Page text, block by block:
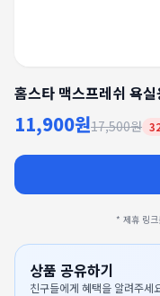
홈스타 맥스프레쉬 욕
11,900원17,500원
* 제휴 링크
상품 공유하기
친구들에게 혜택을 알려주세